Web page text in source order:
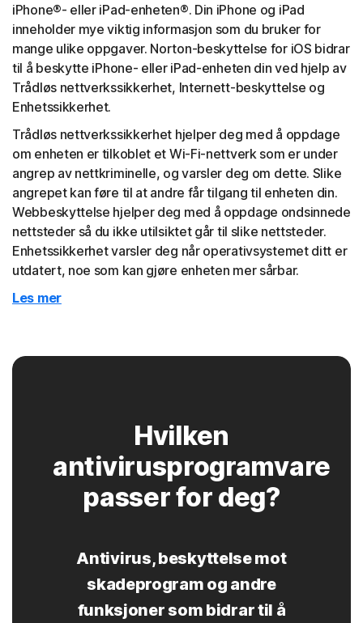
iPhone®- eller iPad-enheten®. Din iPhone og iPad
inneholder mye viktig informasjon som du bruker for
mange ulike oppgaver. Norton-beskyttelse for iOS bidrar
til å beskytte iPhone- eller iPad-enheten din ved hjelp av
Trådløs nettverkssikkerhet, Internett-beskyttelse og
Enhetssikkerhet.
Trådløs nettverkssikkerhet hjelper deg med å oppdage
om enheten er tilkoblet et Wi-Fi-nettverk som er under
angrep av nettkriminelle, og varsler deg om dette. Slike
angrepet kan føre til at andre får tilgang til enheten din.
Webbeskyttelse hjelper deg med å oppdage ondsinnede
nettsteder så du ikke utilsiktet går til slike nettsteder.
Enhetssikkerhet varsler deg når operativsystemet ditt er
utdatert, noe som kan gjøre enheten mer sårbar.
Les mer
Hvilken
antivirusprogramvare
passer for deg?
Antivirus, beskyttelse mot
skadeprogram og andre
funksjoner som bidrar til å